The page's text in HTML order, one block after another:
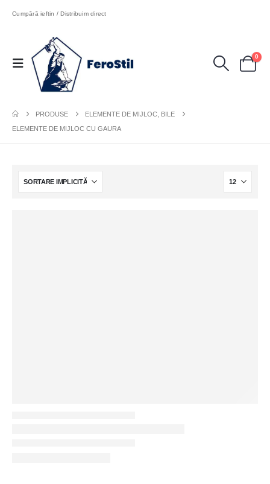
Cumpără ieftin / Distribuim direct
0
PRODUSE
ELEMENTE DE MIJLOC, BILE
ELEMENTE DE MIJLOC CU GAURA